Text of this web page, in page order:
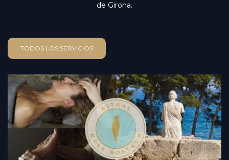
de Girona.
TODOS LOS SERVICIOS